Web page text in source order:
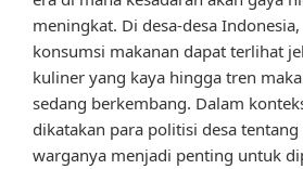
meningkat. Di desa-desa
konsumsi makanan dapat terlihat
kuliner yang kaya hingga tren
sedang berkembang. Dalam
dikatakan para politisi desa tentang
warganya menjadi penting untuk